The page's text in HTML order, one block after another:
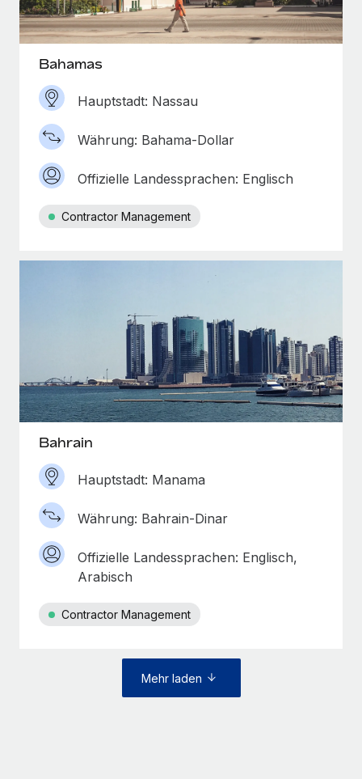
Bahamas
Hauptstadt: Nassau
Währung: Bahama-Dollar
Offizielle Landessprachen: Englisch
Contractor Management
Bahrain
Hauptstadt: Manama
Währung: Bahrain-Dinar
Offizielle Landessprachen: Englisch,
Arabisch
Contractor Management
Mehr laden